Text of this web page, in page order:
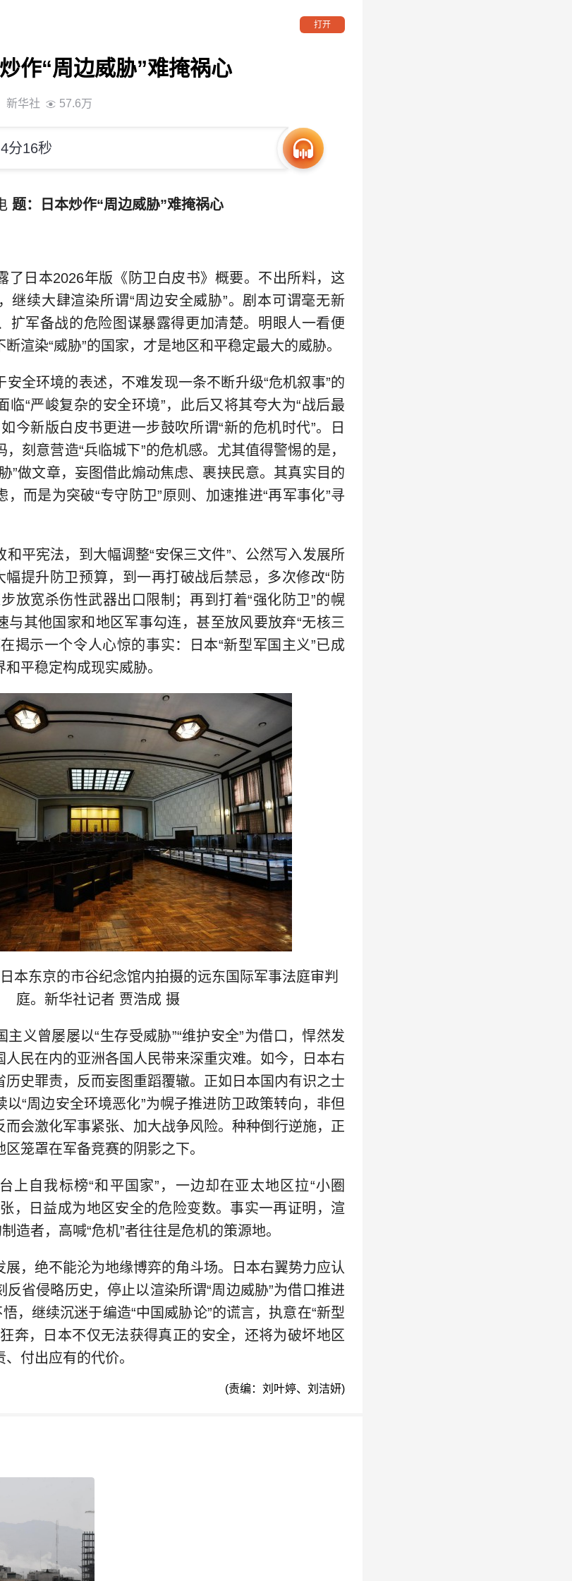
打开
作“周边威胁”难掩祸心
新华社 57.6万
分16秒
题：日本炒作“周边威胁”难掩祸心
了日本2026年版《防卫白皮书》概要。不出所料，这
继续大肆渲染所谓“周边安全威胁”。剧本可谓毫无新
扩军备战的危险图谋暴露得更加清楚。明眼人一看便
渲染“威胁”的国家，才是地区和平稳定最大的威胁。
安全环境的表述，不难发现一条不断升级“危机叙事”的
临“严峻复杂的安全环境”，此后又将其夸大为“战后最
今新版白皮书更进一步鼓吹所谓“新的危机时代”。日
刻意营造“兵临城下”的危机感。尤其值得警惕的是，
”做文章，妄图借此煽动焦虑、裹挟民意。其真实目的
而是为突破“专守防卫”原则、加速推进“再军事化”寻
和平宪法，到大幅调整“安保三文件”、公然写入发展所
幅提升防卫预算，到一再打破战后禁忌，多次修改“防
放宽杀伤性武器出口限制；再到打着“强化防卫”的幌
与其他国家和地区军事勾连，甚至放风要放弃“无核三
揭示一个令人心惊的事实：日本“新型军国主义”已成
平稳定构成现实威胁。
本东京的市谷纪念馆内拍摄的远东国际军事法庭审判
庭。新华社记者 贾浩成 摄
主义曾屡屡以“生存受威胁”“维护安全”为借口，悍然发
人民在内的亚洲各国人民带来深重灾难。如今，日本右
历史罪责，反而妄图重蹈覆辙。正如日本国内有识之士
“周边安全环境恶化”为幌子推进防卫政策转向，非但
而会激化军事紧张、加大战争风险。种种倒行逆施，正
笼罩在军备竞赛的阴影之下。
上自我标榜“和平国家”，一边却在亚太地区拉“小圈
，日益成为地区安全的危险变数。事实一再证明，渲
造者，高喊“危机”者往往是危机的策源地。
展，绝不能沦为地缘博弈的角斗场。日本右翼势力应认
省侵略历史，停止以渲染所谓“周边威胁”为借口推进
，继续沉迷于编造“中国威胁论”的谎言，执意在“新型
奔，日本不仅无法获得真正的安全，还将为破坏地区
付出应有的代价。
(责编：刘叶婷、刘洁妍)